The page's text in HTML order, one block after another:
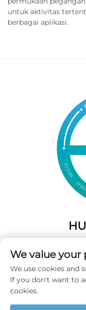
untuk aktivitas
berbagai aplikasi.
Tiongkok
Telp:+86-19859128239
E-Mail:
We value your
We use cookies and
If you don't want to
cookies.